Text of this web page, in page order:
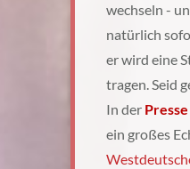
wechseln -
natürlich
er wird eine
tragen. Seid
In der Presse
ein großes